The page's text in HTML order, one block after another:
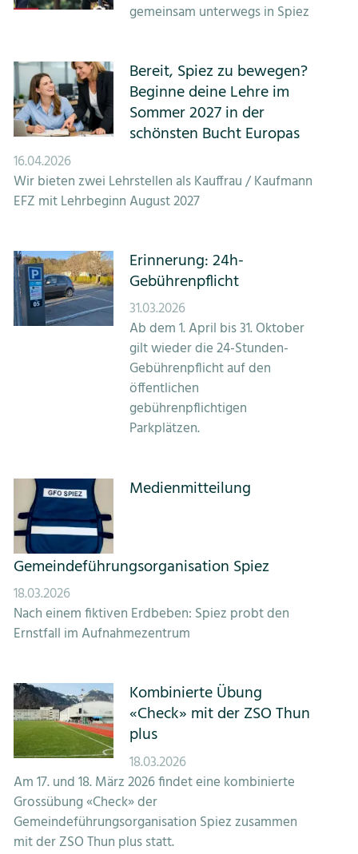
gemeinsam unterwegs in Spiez
Bereit, Spiez zu bewegen?
Beginne deine Lehre im
Sommer 2027 in der
schönsten Bucht Europas
16.04.2026
Wir bieten zwei Lehrstellen als Kauffrau / Kaufmann
EFZ mit Lehrbeginn August 2027
Erinnerung: 24h-
Gebührenpflicht
31.03.2026
Ab dem 1. April bis 31. Oktober
gilt wieder die 24-Stunden-
Gebührenpflicht auf den
öffentlichen
gebührenpflichtigen
Parkplätzen.
Medienmitteilung
Gemeindeführungsorganisation Spiez
18.03.2026
Nach einem fiktiven Erdbeben: Spiez probt den
Ernstfall im Aufnahmezentrum
Kombinierte Übung
«Check» mit der ZSO Thun
plus
18.03.2026
Am 17. und 18. März 2026 findet eine kombinierte
Grossübung «Check» der
Gemeindeführungsorganisation Spiez zusammen
mit der ZSO Thun plus statt.